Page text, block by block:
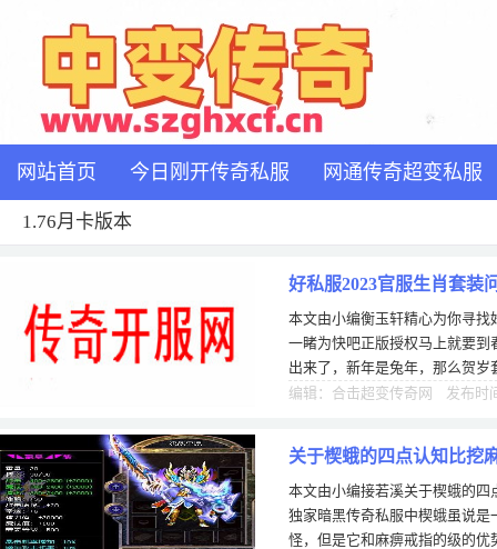
网站首页 今日刚开传奇私服 网通传奇超变私服
1.76月卡版本
好私服2023官服生肖套装
本文由小编衡玉轩精心为你寻
一睹为快吧正版授权马上就要
出来了，新年是兔年，那么贺
快，要知道上一个兔年的时候就
编辑：合击超变传奇网 发布时
关于楔蛾的四点认知比挖
本文由小编接若溪关于楔蛾的
独家暗黑传奇私服中楔蛾虽说
怪，但是它和麻痹戒指的级的